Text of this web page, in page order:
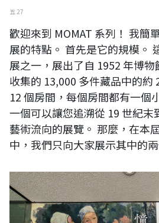
五 27
歡迎來到 MOMAT 系列！ 我簡
展的特點。 首先是它的規模。
展之一，展出了自 1952 年博
收集的 13,000 多件藏品中的約
12 個房間，每個房間都有一個
一個可以讓您追溯從 19 世紀
藝術流向的展覽。 那麼，在本
中，我們只向大家展示其中的